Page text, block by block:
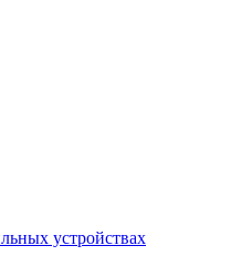
устройствах